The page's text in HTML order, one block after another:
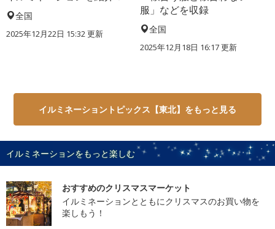
全国
2025年12月22日 15:32 更新
服」などを収録
全国
2025年12月18日 16:17 更新
イルミネーショントピックス【東北】をもっと見る
イルミネーションをもっと楽しむ
おすすめのクリスマスマーケット
イルミネーションとともにクリスマスのお買い物を
楽しもう！